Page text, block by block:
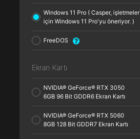
Windows 11 Pro ( Casper, işletmeler
için Windows 11 Pro'yu öneriyor. )
FreeDOS
Ekran Kartı
NVIDIA® GeForce® RTX 3050
6GB 96 Bit GDDR6 Ekran Kartı
NVIDIA® GeForce® RTX 5060
8GB 128 Bit GDDR7 Ekran Kartı